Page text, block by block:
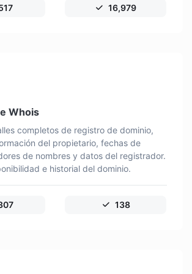
16,979
Whois
completos de registro de dominio,
del propietario, fechas de
de nombres y datos del registrador.
e historial del dominio.
138